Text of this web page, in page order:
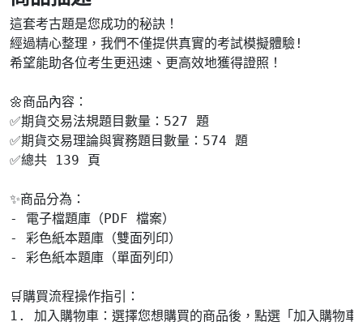
這套考古題是您成功的秘訣！
經過精心整理，我們不僅提供真實的考試模擬體驗!
希望能助各位考生更迅速、更高效地獲得證照！
🌼商品內容：
✅期貨交易法規題目數量：527 題
✅期貨交易理論與實務題目數量：574 題
✅總共 139 頁
✨商品分為：
- 電子檔題庫（PDF 檔案）
- 彩色紙本題庫（雙面列印）
- 彩色紙本題庫（單面列印）
🛒購買流程操作指引：
1. 加入購物車：選擇您想購買的商品後，點選「加入購物車